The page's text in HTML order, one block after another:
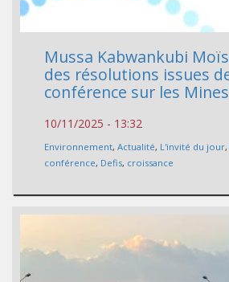
Mussa Kabwankubi
des résolutions issues
conférence sur les
10/11/2025 - 13:32
Environnement, Actualité, L'invité du jour,
conférence, Defis, croissance